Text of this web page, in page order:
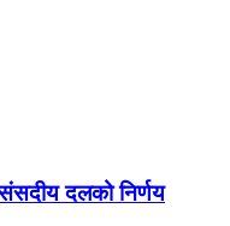
संसदीय दलको निर्णय